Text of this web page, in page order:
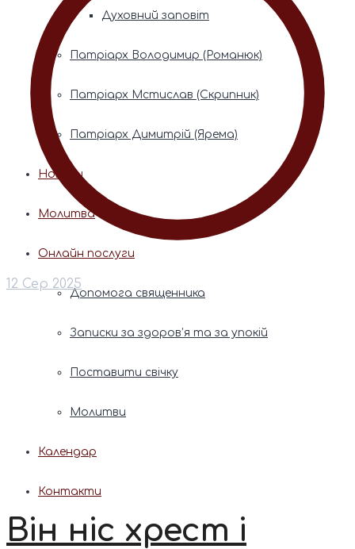
Духовний заповіт
Патріарх Володимир (Романюк)
Патріарх Мстислав (Скрипник)
Патріарх Димитрій (Ярема)
Новини
Молитва
Онлайн послуги
Допомога священника
Записки за здоров’я та за упокій
Поставити свічку
Молитви
Календар
Контакти
12 Сер 2025
Він ніс хрест і